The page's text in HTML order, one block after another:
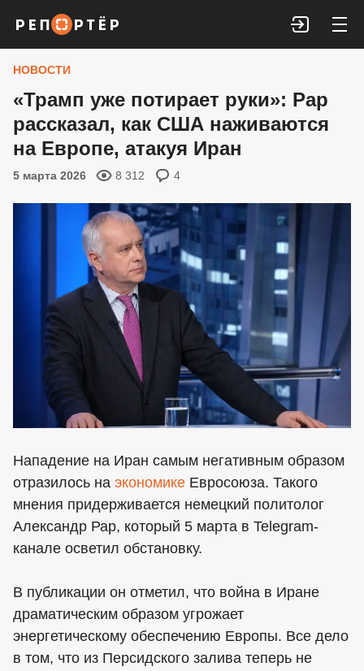
Войти
НОВОСТИ
«Трамп уже потирает руки»: Рар
рассказал, как США наживаются
на Европе, атакуя Иран
5 марта 2026 8 312 4
Нападение на Иран самым негативным образом
отразилось на экономике Евросоюза. Такого
мнения придерживается немецкий политолог
Александр Рар, который 5 марта в Telegram-
канале осветил обстановку.
В публикации он отметил, что война в Иране
драматическим образом угрожает
энергетическому обеспечению Европы. Все дело
в том, что из Персидского залива теперь не